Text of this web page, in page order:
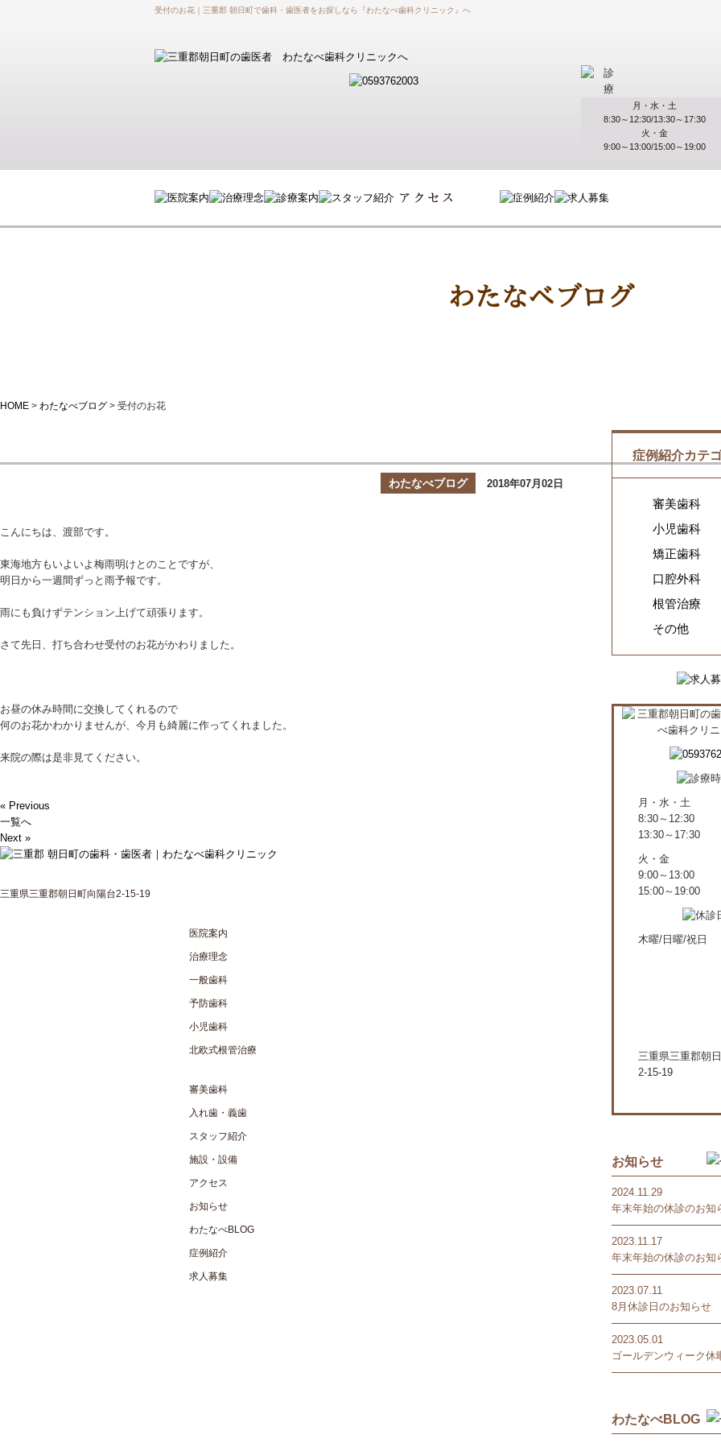
受付のお花｜三重郡 朝日町で歯科・歯医者をお探しなら『わたなべ歯科クリニック』へ
月・水・土
8:30～12:30/13:30～17:30
火・金
9:00～13:00/15:00～19:00
わたなべブログ
HOME > わたなべブログ > 受付のお花
わたなべブログ 2018年07月02日
こんにちは、渡部です。
東海地方もいよいよ梅雨明けとのことですが、
明日から一週間ずっと雨予報です。
雨にも負けずテンション上げて頑張ります。
さて先日、打ち合わせ受付のお花がかわりました。
お昼の休み時間に交換してくれるので
何のお花かわかりませんが、今月も綺麗に作ってくれました。
来院の際は是非見てください。
« Previous
一覧へ
Next »
症例紹介カテ
審美歯科
小児歯科
矯正歯科
口腔外科
根管治療
その他
月・水・土
8:30～12:30
13:30～17:30
火・金
9:00～13:00
15:00～19:00
木曜/日曜/祝日
三重県三重郡朝
2-15-19
お知らせ
2024.11.29
年末年始の休診のお知
2023.11.17
年末年始の休診のお知
2023.07.11
8月休診日のお知らせ
2023.05.01
ゴールデンウィーク休
わたなべBLOG
三重県三重郡朝日町向陽台2-15-19
医院案内
治療理念
一般歯科
予防歯科
小児歯科
北欧式根管治療
審美歯科
入れ歯・義歯
スタッフ紹介
施設・設備
アクセス
お知らせ
わたなべBLOG
症例紹介
求人募集